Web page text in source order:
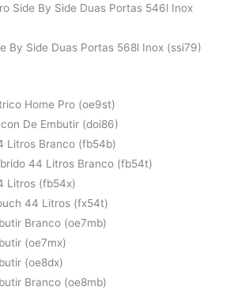
Side By Side Duas Portas 546l Inox
By Side Duas Portas 568l Inox (ssi79)
Home Pro (oe9st)
De Embutir (doi86)
Litros Branco (fb54b)
44 Litros Branco (fb54t)
Litros (fb54x)
44 Litros (fx54t)
Branco (oe7mb)
(oe7mx)
(oe8dx)
Branco (oe8mb)